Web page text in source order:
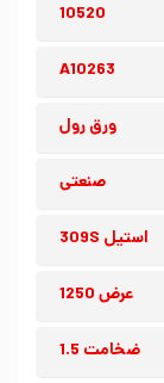
10520
A10263
ورق رول
صنعتی
استیل 309S
عرض 1250
ضخامت 1.5